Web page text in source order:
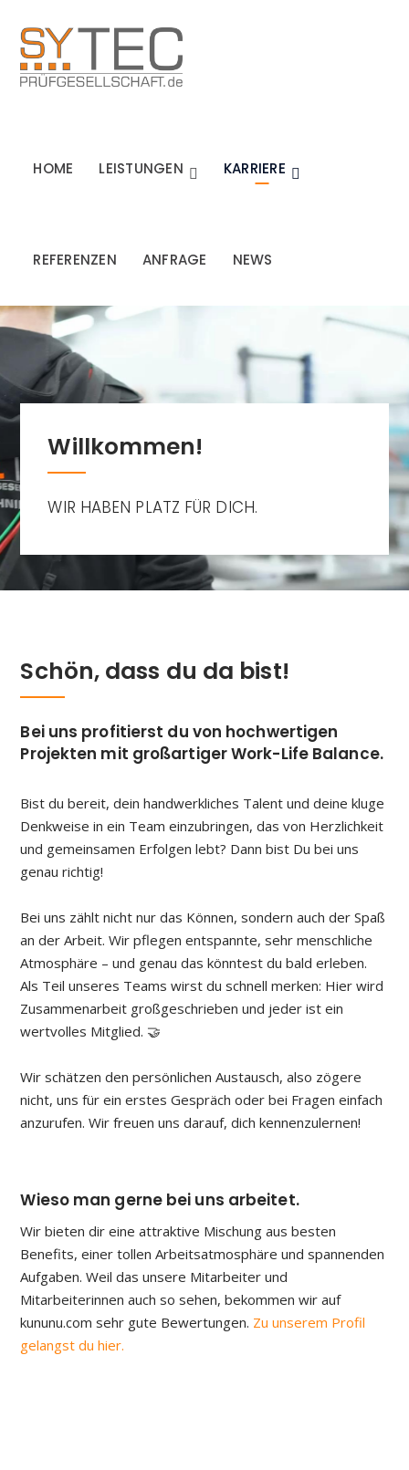
HOME LEISTUNGEN KARRIERE
REFERENZEN ANFRAGE NEWS
Willkommen!
WIR HABEN PLATZ FÜR DICH.
Schön, dass du da bist!
Bei uns profitierst du von hochwertigen
Projekten mit großartiger Work-Life Balance.
Bist du bereit, dein handwerkliches Talent und deine kluge
Denkweise in ein Team einzubringen, das von Herzlichkeit
und gemeinsamen Erfolgen lebt? Dann bist Du bei uns
genau richtig!
Bei uns zählt nicht nur das Können, sondern auch der Spaß
an der Arbeit. Wir pflegen entspannte, sehr menschliche
Atmosphäre – und genau das könntest du bald erleben.
Als Teil unseres Teams wirst du schnell merken: Hier wird
Zusammenarbeit großgeschrieben und jeder ist ein
wertvolles Mitglied. 🤝
Wir schätzen den persönlichen Austausch, also zögere
nicht, uns für ein erstes Gespräch oder bei Fragen einfach
anzurufen. Wir freuen uns darauf, dich kennenzulernen!
Wieso man gerne bei uns arbeitet.
Wir bieten dir eine attraktive Mischung aus besten
Benefits, einer tollen Arbeitsatmosphäre und spannenden
Aufgaben. Weil das unsere Mitarbeiter und
Mitarbeiterinnen auch so sehen, bekommen wir auf
kununu.com sehr gute Bewertungen. Zu unserem Profil
gelangst du hier.